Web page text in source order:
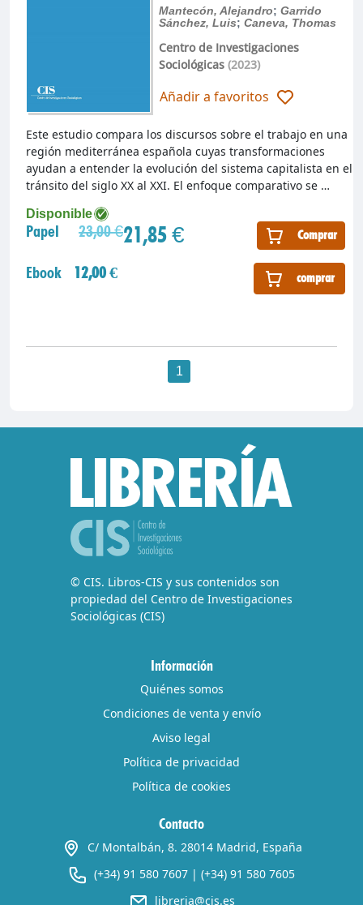
Mantecón, Alejandro; Garrido
Sánchez, Luis; Caneva, Thomas
Centro de Investigaciones
Sociológicas(2023)
Añadir a favoritos
Disponible
Papel 23,00 €21,85 € Comprar
Ebook 12,00 € comprar
Este estudio compara los discursos sobre el trabajo en una
región mediterránea española cuyas transformaciones
ayudan a entender la evolución del sistema capitalista en el
tránsito del siglo XX al XXI. El enfoque comparativo se …
1
© CIS. Libros-CIS y sus contenidos son
propiedad del Centro de Investigaciones
Sociológicas (CIS)
Información
Quiénes somos
Condiciones de venta y envío
Aviso legal
Política de privacidad
Política de cookies
Contacto
C/ Montalbán, 8. 28014 Madrid, España
(+34) 91 580 7607 | (+34) 91 580 7605
libreria@cis.es